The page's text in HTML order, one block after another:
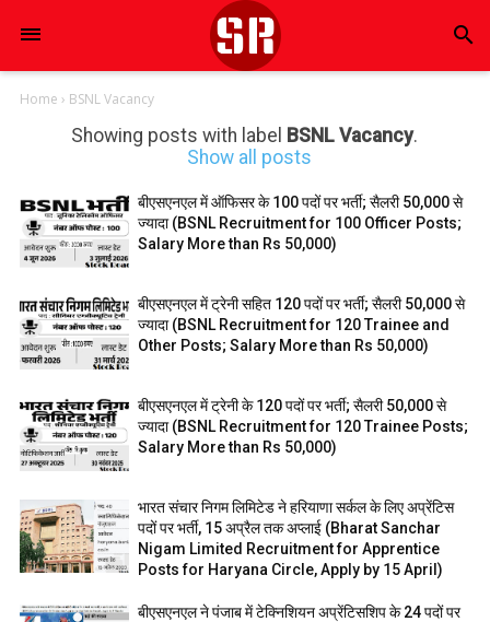
search
Home › BSNL Vacancy
Showing posts with label BSNL Vacancy.
Show all posts
बीएसएनएल में ऑफिसर के 100 पदों पर भर्ती; सैलरी 50,000 से
ज्यादा (BSNL Recruitment for 100 Officer Posts;
Salary More than Rs 50,000)
बीएसएनएल में ट्रेनी सहित 120 पदों पर भर्ती; सैलरी 50,000 से
ज्यादा (BSNL Recruitment for 120 Trainee and
Other Posts; Salary More than Rs 50,000)
बीएसएनएल में ट्रेनी के 120 पदों पर भर्ती; सैलरी 50,000 से
ज्यादा (BSNL Recruitment for 120 Trainee Posts;
Salary More than Rs 50,000)
भारत संचार निगम लिमिटेड ने हरियाणा सर्कल के लिए अप्रेंटिस
पदों पर भर्ती, 15 अप्रैल तक अप्लाई (Bharat Sanchar
Nigam Limited Recruitment for Apprentice
Posts for Haryana Circle, Apply by 15 April)
बीएसएनएल ने पंजाब में टेक्निशियन अप्रेंटिसशिप के 24 पदों पर